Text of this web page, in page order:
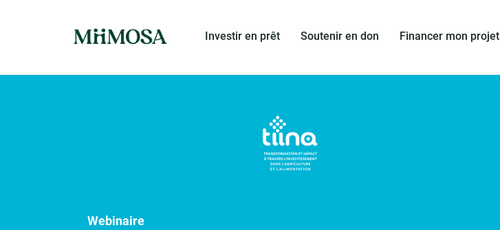
Investir en prêt Soutenir en don Financer mon projet
Webinaire